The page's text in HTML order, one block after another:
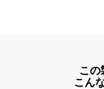
この
こん